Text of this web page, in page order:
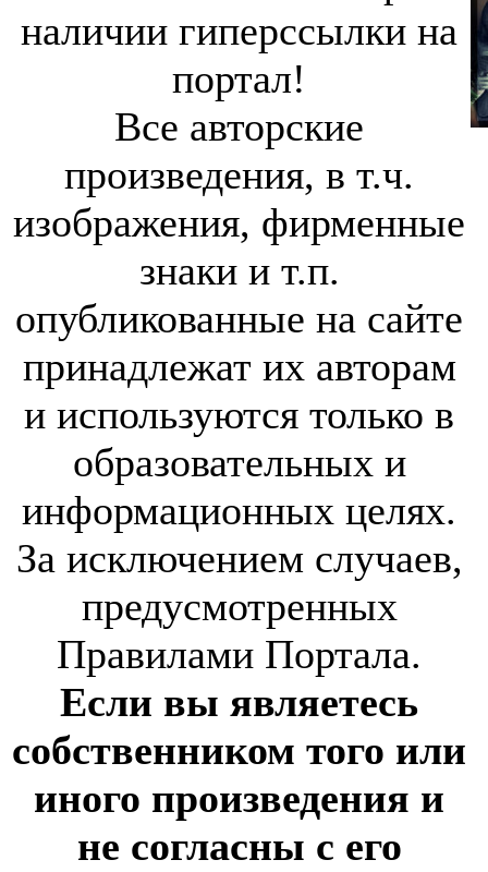
наличии гиперссылки на
портал!
Все авторские
произведения, в т.ч.
изображения, фирменные
знаки и т.п.
опубликованные на сайте
принадлежат их авторам
и используются только в
образовательных и
информационных целях.
За исключением случаев,
предусмотренных
Правилами Портала.
Если вы являетесь
собственником того или
иного произведения и
не согласны с его